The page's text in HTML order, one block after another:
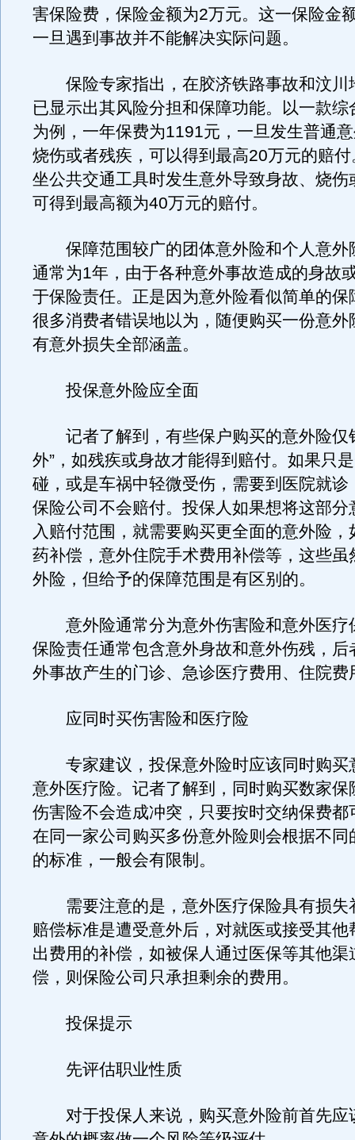
害保险费，保险金额为2万元。这一保险金
一旦遇到事故并不能解决实际问题。
保险专家指出，在胶济铁路事故和汶川
已显示出其风险分担和保障功能。以一款综
为例，一年保费为1191元，一旦发生普通
烧伤或者残疾，可以得到最高20万元的赔
坐公共交通工具时发生意外导致身故、烧伤
可得到最高额为40万元的赔付。
保障范围较广的团体意外险和个人意外
通常为1年，由于各种意外事故造成的身故
于保险责任。正是因为意外险看似简单的保
很多消费者错误地以为，随便购买一份意外
有意外损失全部涵盖。
投保意外险应全面
记者了解到，有些保户购买的意外险仅
外”，如残疾或身故才能得到赔付。如果只
碰，或是车祸中轻微受伤，需要到医院就诊
保险公司不会赔付。投保人如果想将这部分
入赔付范围，就需要购买更全面的意外险，
药补偿，意外住院手术费用补偿等，这些虽
外险，但给予的保障范围是有区别的。
意外险通常分为意外伤害险和意外医疗
保险责任通常包含意外身故和意外伤残，后
外事故产生的门诊、急诊医疗费用、住院费
应同时买伤害险和医疗险
专家建议，投保意外险时应该同时购买
意外医疗险。记者了解到，同时购买数家保
伤害险不会造成冲突，只要按时交纳保费都
在同一家公司购买多份意外险则会根据不同
的标准，一般会有限制。
需要注意的是，意外医疗保险具有损失
赔偿标准是遭受意外后，对就医或接受其他
出费用的补偿，如被保人通过医保等其他渠
偿，则保险公司只承担剩余的费用。
投保提示
先评估职业性质
对于投保人来说，购买意外险前首先应